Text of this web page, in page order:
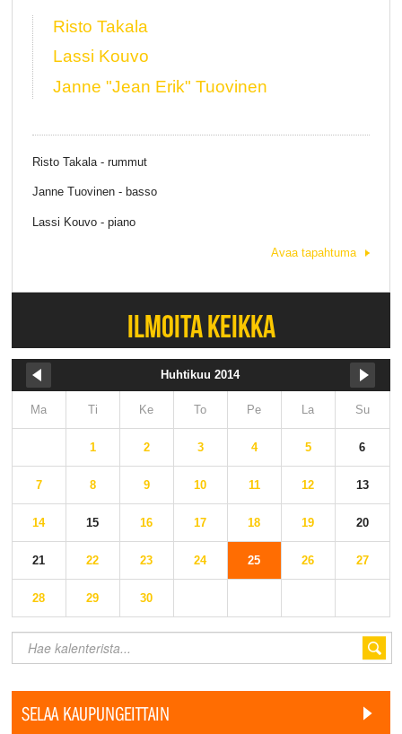
Risto Takala
Lassi Kouvo
Janne "Jean Erik" Tuovinen
Risto Takala - rummut
Janne Tuovinen - basso
Lassi Kouvo - piano
Avaa tapahtuma
ILMOITA KEIKKA
Huhtikuu 2014
Ma Ti Ke To Pe La Su
1 2 3 4 5 6
7 8 9 10 11 12 13
14 15 16 17 18 19 20
21 22 23 24 25 26 27
28 29 30
SELAA KAUPUNGEITTAIN